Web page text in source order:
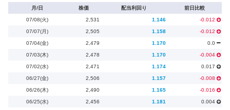
月/日 株価 配当利回り 前日比較
07/08(火) 2,531 1.146 -0.012
07/07(月) 2,505 1.158 -0.012
07/04(金) 2,479 1.170 0.0
07/03(木) 2,478 1.170 -0.004
07/02(水) 2,471 1.174 0.017
06/27(金) 2,506 1.157 -0.008
06/26(木) 2,490 1.165 -0.016
06/25(水) 2,456 1.181 0.004